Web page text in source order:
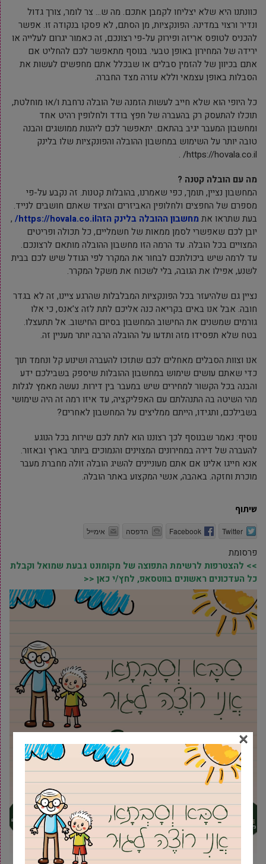
כוונתנו היא שלא יצליחו לקמבן אתכם. מה ש… צר לומר, צורך גדול
ונדיר ורצוי במדינה. הפונקציות, מן הסתם, לא פסקו בנקודה זו. אפשר
להכניס לטופס אריזה ופירוק על-פי רצונכם, זה כאמור יגרום לעלייה או
ירידה של המחירון באופן טבעי. בנוסף מתאפשר לכם להחליט אם
אתם בכיוון של להזמין סבלים או שבכלל אתם מחפשים לעשות את
הסבלות באופן עצמאי וללא עזרה מצד החברה.
כל היופי הוא שלא חייב לעשות הזמנה של הובלה נרחבת ו/או מוחלטת,
תוכלו להתעסק רק בהעברה של חפץ בודד ולחלופין רהיט אחד
ומחשבון המעבר יגיב בהתאם. יתאפשר לכם ליהנות ממושגים והבנה
טובה יותר על השימוש במחשבון ההובלה והפונקציות שלו בלינק
https://hovala.co.il/ .
מה עם הובלה קטנה ?
המחשבון נציין, תומך, כפי שאמרנו, בהובלות קטנות. זה נקבע על-פי
מספרם של החפצים ולחלופין האביזרים והציוד שאתם חושבים לנייד.
בעת שתראו אתמחשבון ההובלה בלינק הזהhttps://hovala.co.il/
,
יובן לכם שאפשרי לסמן ממאות של חשמליים, כל תכולה ופריטים
המצויים בכל הובלה. עד הרמה הזו מחשבון ההובלה מותאם לרצונכם.
עד לרמה שיש ביכולתכם לבחור את המקרר לפי הגודל שיש לכם בבית
לשנע, אפילו את הגובה, בלי לשכוח את משקל המקרר.
נציין גם שלהיעזר בכל הפונקציות המבלבלות שהרגע ציינו, זה לא בגדר
חובה. אבל אנו באים בקריאה כנה אליכם לתת לזה צ’אנס, כי אלו
גורמים שמשנים את החישוב המחשבון בסיום החישוב. אל תתעצלו.
בטח שלא תפסידו מזה ותדעו על ההובלה הרבה יותר מעניין זה.
אנו וצוות הסבלים מאחלים לכם שתזכו להעברה ושינוע קל ונחמד תוך
כדי שאתם עושים שימוש במחשבון ההובלות שיספק בשבילכם ידע
והבנה בכל הקשור למחירים שיש במעבר בין דירות. נעשה מאמץ לגלות
מהי השיטה בה התנהלתם עם האפליקציה, עד איזו רמה זה היה שימושי
בשבילכם, ותגידו, הייתם ממליצים על המחשבון לאחרים?
נוסיף: נאמר שבנוסף לכך רצוננו הוא לתת לכם שירות בכל הנוגע
להעברה של דירה במחירונים המצוינים והנמוכים ביותר בארץ ובאזור.
אנא חייגו אלינו אם אתם מעוניינים להשיג הובלה זולה מחברת מעבר
מוכרת וחזקה. באהבה, אנשי המקצוע באתר הובלה.
שיתוף
Twitter
Facebook הדפסה אימייל
פרסומת
>> להצטרפות לרשימת התפוצה של מקומונט גבעת שמואל וקבלת
כל העדכונים ראשונים בווטסאפ, לחץ/י כאן <<
×